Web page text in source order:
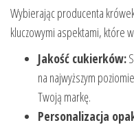
Wybierając producenta
kluczowymi aspektami, które
Jakość cukierków:
na najwyższym
Twoją markę.
Personalizacja